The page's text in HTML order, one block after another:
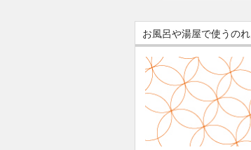
お風呂や湯屋で使うの